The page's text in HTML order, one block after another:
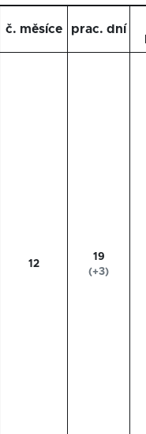
č. měsíce prac. dní
12
19
(+3)